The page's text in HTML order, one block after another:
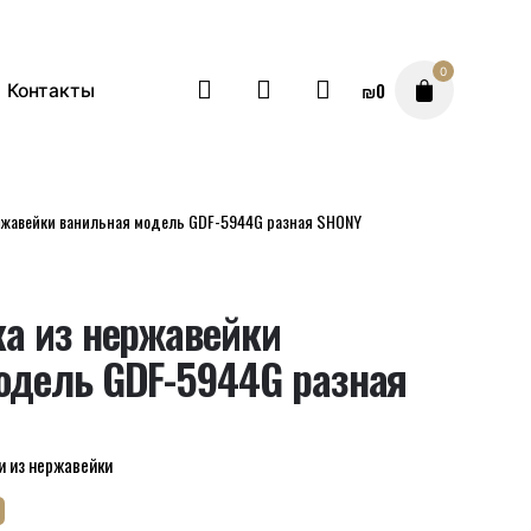
Контакты ₪0
0
ванильная модель GDF-5944G разная SHONY
из нержавейки
GDF-5944G разная
из нержавейки